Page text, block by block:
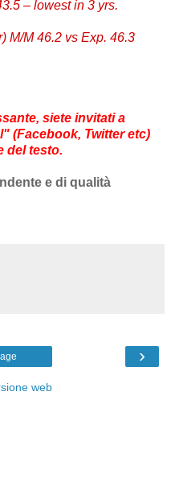
– lowest in 3 yrs.
M/M 46.2 vs Exp. 46.3
siete invitati a
(Facebook, Twitter etc)
del testo.
e di qualità
›
web